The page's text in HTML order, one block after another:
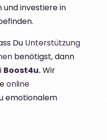
investiere in
Du Unterstützung
benötigst, dann
Boost4u.Wir
online
emotionalem